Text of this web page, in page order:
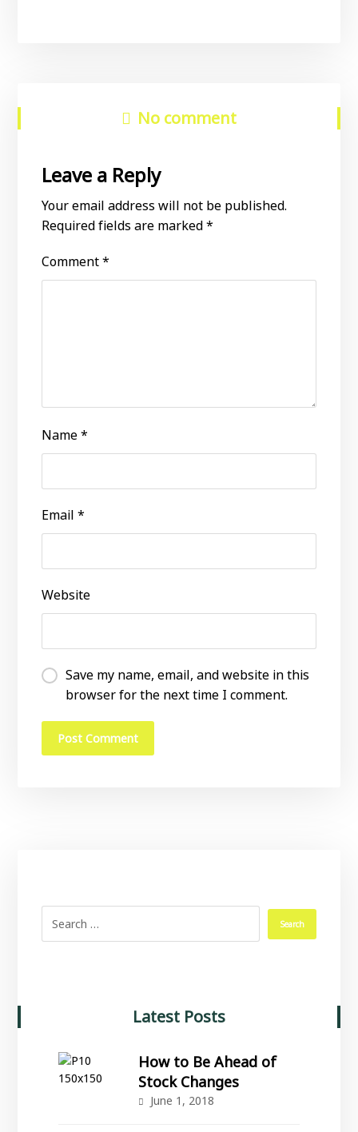
No comment
Leave a Reply
Your email address will not be published.
Required fields are marked*
Comment*
Name*
Email*
Website
Save my name, email, and website in this
browser for the next time I comment.
Latest Posts
How to Be Ahead of
Stock Changes
June 1, 2018